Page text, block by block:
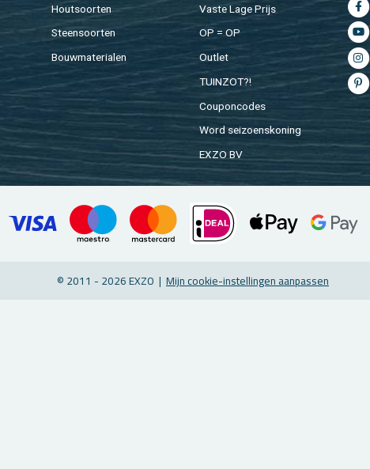
Hout­soor­ten
Steen­soor­ten
Bouw­ma­te­ri­a­len
Vaste Lage Prijs
OP = OP
Out­let
TUIN­ZOT?!
Cou­pon­co­des
Word sei­zoens­ko­ning
EXZO BV
© 2011 - 2026 EXZO | Mijn coo­kie-in­stel­lin­gen aan­pas­sen